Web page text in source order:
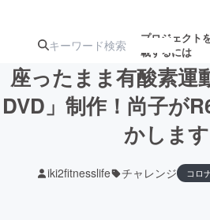
プロジェクト
載するには
注目の新着プロ募
ロ
座ったまま有酸素運
DVD」制作！尚子が
かします
iki2fitnesslife チャレンジ コロ